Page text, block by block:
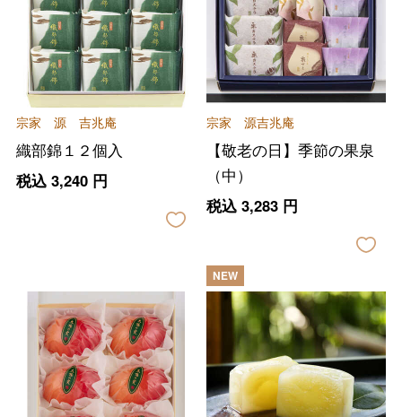
宗家 源 吉兆庵
織部錦１２個入
税込 3,240円
宗家 源吉兆庵
【敬老の日】季節の果泉
（中）
税込 3,283円
NEW